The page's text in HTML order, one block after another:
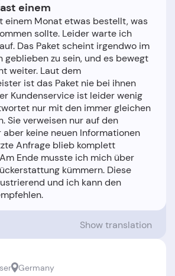
einem
einem Monat etwas bestellt, was
sollte. Leider warte ich
Das Paket scheint irgendwo im
geblieben zu sein, und es bewegt
weiter. Laut dem
ist das Paket nie bei ihnen
Kundenservice ist leider wenig
nur mit den immer gleichen
Sie verweisen nur auf den
aber keine neuen Informationen
Anfrage blieb komplett
Ende musste ich mich über
kümmern. Diese
und ich kann den
Show translation
Germany